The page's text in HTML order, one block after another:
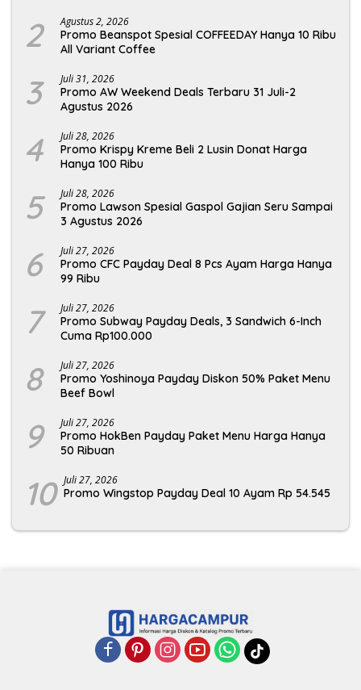
2 Agustus 2, 2026
Promo Beanspot Spesial COFFEEDAY Hanya 10 Ribu
All Variant Coffee
3 Juli 31, 2026
Promo AW Weekend Deals Terbaru 31 Juli-2
Agustus 2026
4 Juli 28, 2026
Promo Krispy Kreme Beli 2 Lusin Donat Harga
Hanya 100 Ribu
5 Juli 28, 2026
Promo Lawson Spesial Gaspol Gajian Seru Sampai
3 Agustus 2026
6 Juli 27, 2026
Promo CFC Payday Deal 8 Pcs Ayam Harga Hanya
99 Ribu
7 Juli 27, 2026
Promo Subway Payday Deals, 3 Sandwich 6-Inch
Cuma Rp100.000
8 Juli 27, 2026
Promo Yoshinoya Payday Diskon 50% Paket Menu
Beef Bowl
9 Juli 27, 2026
Promo HokBen Payday Paket Menu Harga Hanya
50 Ribuan
10 Juli 27, 2026
Promo Wingstop Payday Deal 10 Ayam Rp 54.545